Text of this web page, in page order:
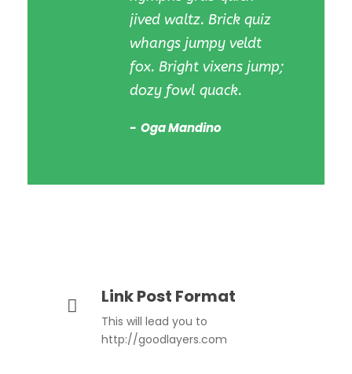
jived waltz. Brick quiz
whangs jumpy veldt
fox. Bright vixens jump;
dozy fowl quack.
Oga Mandino
Link Post Format
This will lead you to
http://goodlayers.com